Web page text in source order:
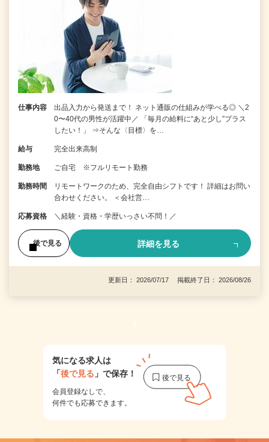
仕事内容
出品入力から発送まで！ ネット通販の仕組みが学べる◎ ＼2
0〜40代の男性が活躍中／ 「毎月の給料に“あと少し”プラス
したい！」 ⇒そんな〈目標〉を…
給与 完全出来高制
勤務地 ご自宅 ※フルリモート勤務
勤務時間
リモートワークのため、完全自由シフトです！ 詳細はお問い
合わせください。 ＜会社営…
応募資格 ＼経験・資格・学歴いっさい不問！／
後で見る 詳細を見る
更新日： 2026/07/17 掲載終了日： 2026/08/26
1
気になる求人は
「後で見る 」で保存！
会員登録なしで、
何件でも応募できます。